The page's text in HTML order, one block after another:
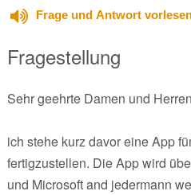
Frage und Antwort
Fragestellung
Sehr geehrte Damen und
ich stehe kurz davor eine App
fertigzustellen. Die App wird
und Microsoft and jedermann